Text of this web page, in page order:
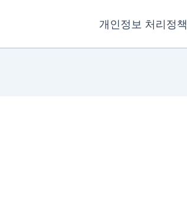
개인정보 처리정책